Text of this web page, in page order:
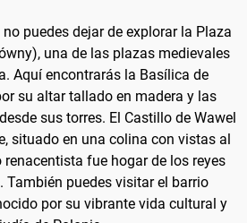
puedes dejar de explorar la Plaza
una de las plazas medievales
Aquí encontrarás la Basílica de
su altar tallado en madera y las
sus torres. El Castillo de Wawel
situado en una colina con vistas al
fue hogar de los reyes
También puedes visitar el barrio
por su vibrante vida cultural y